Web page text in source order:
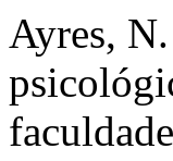
Ayres,